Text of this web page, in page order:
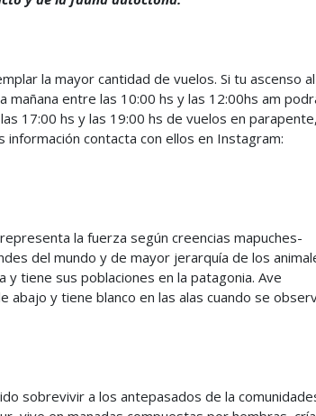
la mayor cantidad de vuelos. Si tu ascenso
entre las 10:00 hs y las 12:00hs am
17:00 hs y las 19:00 hs de vuelos en
información contacta con ellos en Instagram:
la fuerza según creencias mapuches-
del mundo y de mayor jerarquía de los
tiene sus poblaciones en la patagonia. Ave
y tiene blanco en las alas cuando se
sobrevivir a los antepasados de la